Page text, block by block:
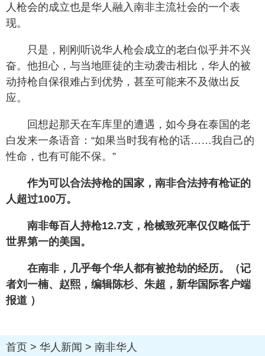
人枪会的成立也是华人融入南非主流社会的一个表
现。
只是，刚刚听说华人枪会成立的老白似乎并不兴
奋。他担心，与当地匪徒的主动袭击相比，华人的被
动持枪自保很难占到优势，甚至可能来不及做出反
应。
回想起那天在车库里的遭遇，如今身在泰国的老
白发来一条语音：“如果当时我有枪的话……我自己的
性命，也有可能不保。”
作为可以合法持枪的国家，南非合法持有枪证的
人超过100万。
南非每百人持枪12.7支，枪械致死率仅仅略低于
世界第一的美国。
在南非，几乎每个华人都有被抢劫的经历。（记
者刘一楠、赵熙，编辑陈杉、朱超，新华国际客户端
报道 ）
首页 > 华人新闻 > 南非华人